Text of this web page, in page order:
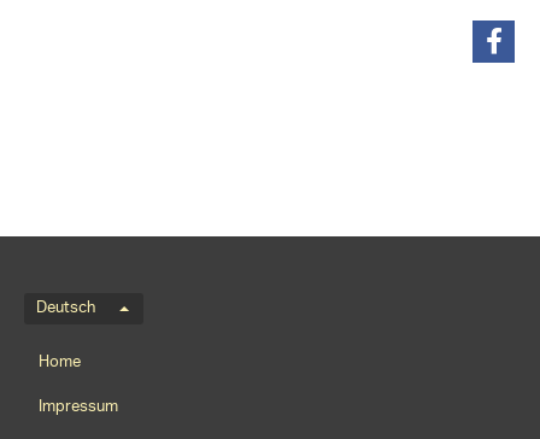
Sprachmenü
Deutsch
Footernavigation
Home
Impressum